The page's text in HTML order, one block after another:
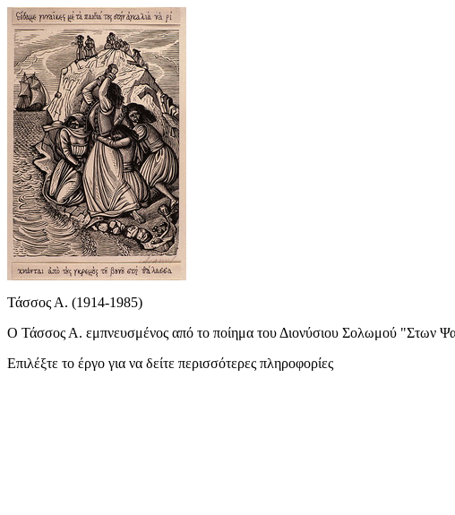
Τάσσος Α. (1914-1985)
Ο Τάσσος Α. εμπνευσμένος από το ποίημα του Διονύσιου Σολωμού "Στων
Επιλέξτε το έργο για να δείτε περισσότερες πληροφορίες